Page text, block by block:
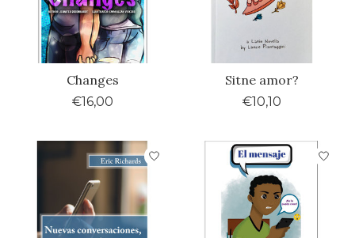
Changes
€16,00
Sitne amor?
€10,10